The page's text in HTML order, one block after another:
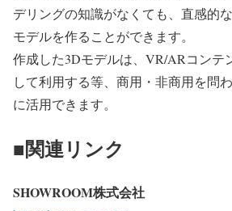
デリングの知識がなくても、直感的
モデルを作ることができます。
作成した3Dモデルは、VR/ARコンテ
して利用する等、商用・非商用を問
に活用できます。
■関連リンク
SHOWROOM株式会社